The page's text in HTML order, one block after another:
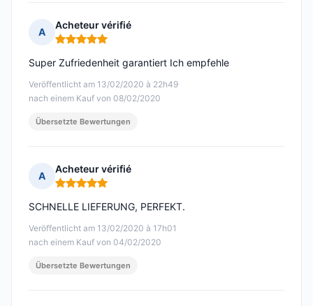
A
Acheteur vérifié
Hinweis: 5 von 5
Veröffentlicht am 13/02/2020 à 22h49
nach einem Kauf von 08/02/2020
Super Zufriedenheit garantiert Ich empfehle
Übersetzte Bewertungen
A
Acheteur vérifié
Hinweis: 5 von 5
Veröffentlicht am 13/02/2020 à 17h01
nach einem Kauf von 04/02/2020
SCHNELLE LIEFERUNG, PERFEKT.
Übersetzte Bewertungen